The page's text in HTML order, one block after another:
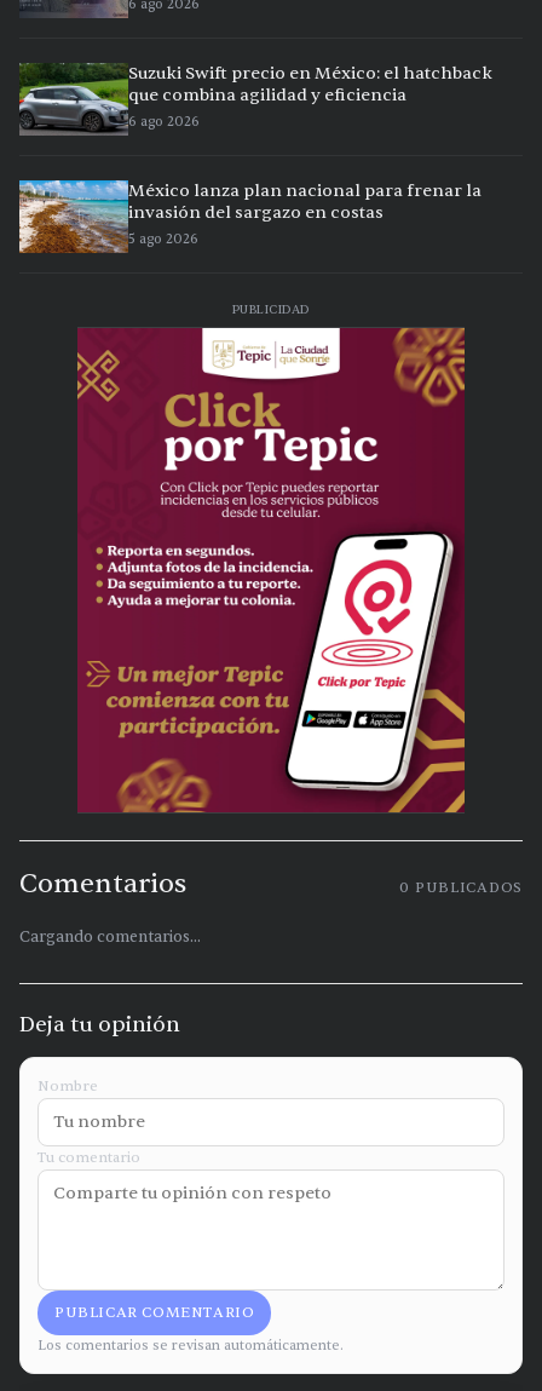
6 ago 2026
Suzuki Swift precio en México: el hatchback
que combina agilidad y eficiencia
6 ago 2026
México lanza plan nacional para frenar la
invasión del sargazo en costas
5 ago 2026
PUBLICIDAD
Comentarios 0 PUBLICADOS
Cargando comentarios...
Deja tu opinión
Nombre
Tu comentario
PUBLICAR COMENTARIO
Los comentarios se revisan automáticamente.